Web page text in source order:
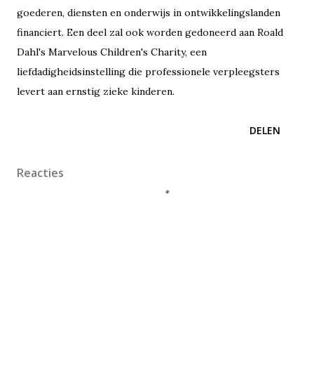
goederen, diensten en onderwijs in ontwikkelingslanden
financiert. Een deel zal ook worden gedoneerd aan Roald
Dahl's Marvelous Children's Charity, een
liefdadigheidsinstelling die professionele verpleegsters
levert aan ernstig zieke kinderen.
DELEN
Reacties